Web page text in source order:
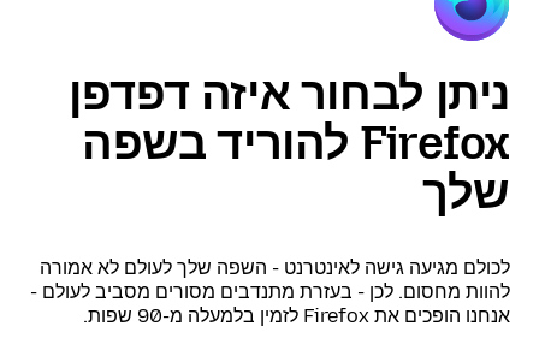
ניתן לבחור איזה דפדפן
Firefox להוריד בשפה
שלך
לכולם מגיעה גישה לאינטרנט - השפה שלך לעולם לא אמורה
להוות מחסום. לכן - בעזרת מתנדבים מסורים מסביב לעולם -
אנחנו הופכים את Firefox לזמין בלמעלה מ-90 שפות.